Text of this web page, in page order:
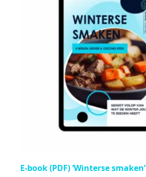
E-book (PDF) ‘Winterse smaken’